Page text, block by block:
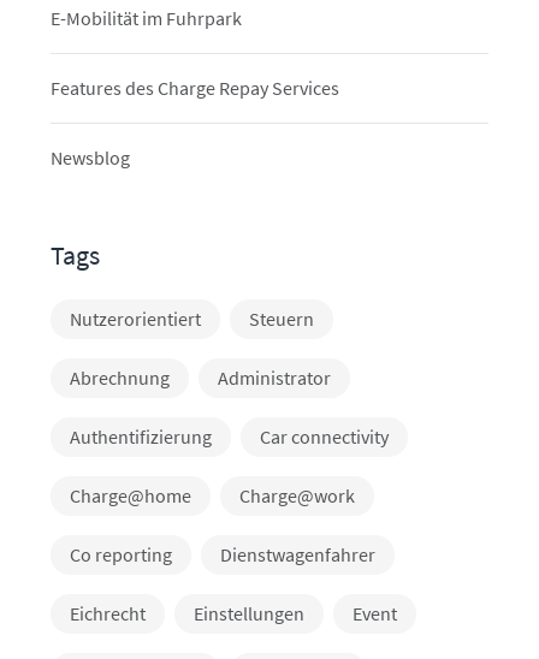
E-Mobilität im Fuhrpark
Features des Charge Repay Services
Newsblog
Tags
Nutzerorientiert Steuern
Abrechnung Administrator
Authentifizierung Car connectivity
Charge@home Charge@work
Co reporting Dienstwagenfahrer
Eichrecht Einstellungen Event